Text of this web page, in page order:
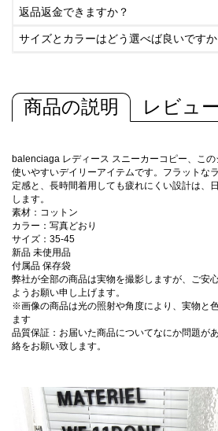
返品返金できますか？
サイズとカラーはどう選べば良いですか
商品の説明 レビュー
balenciaga レディース スニーカーコピー、こ
使いやすいデイリーアイテムです。フラットな
定感と、長時間着用しても疲れにくい設計は、
します。
素材：コットン
カラー：写真どおり
サイズ：35-45
新品 未使用品
付属品 保存袋
弊社が全部の商品は実物を撮影しますが、ご安
ようお願い申し上げます。
※画像の商品は光の照射や角度により、実物と
ます
品質保証：お届いた商品についてなにか問題が
絡をお願い致します。